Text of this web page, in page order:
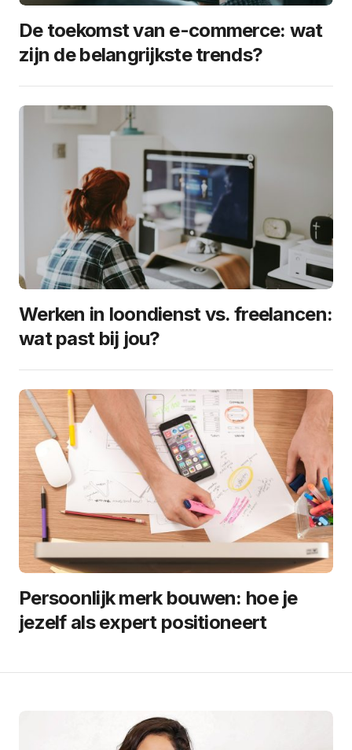
De toekomst van e-commerce: wat
zijn de belangrijkste trends?
Werken in loondienst vs. freelancen:
wat past bij jou?
Persoonlijk merk bouwen: hoe je
jezelf als expert positioneert